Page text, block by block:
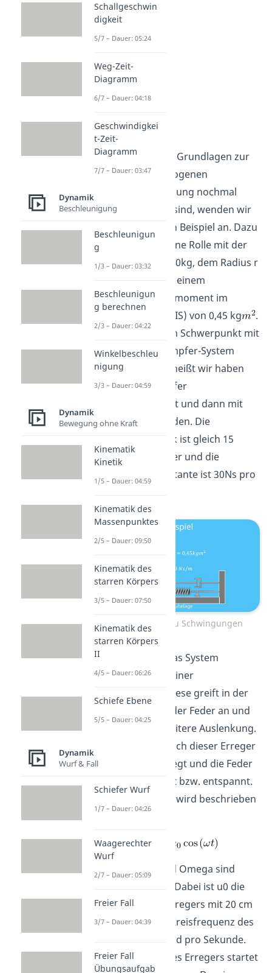
Beispiel
Nachdem wir die Grundlagen zur
Lösung der homogenen
Differentialgleichung nochmal
durchgegangen sind, wenden wir
diese jetzt auf ein Beispiel an. Dazu
betrachten wir eine Rolle mit der
Masse m gleich 10kg, dem Radius r
gleich 30 cm und einem
Massenträgheitsmoment im
Schwerpunkt IS (IS) von 0,45 kg
.
Diese Kugel ist im Schwerpunkt mit
einem Feder-Dämpfer-System
verbunden. Das heißt wir haben
Feder und Dämpfer
parallelgeschaltet und dann mit
der Rolle verbunden. Die
Federkonstante k ist gleich 15
Newton pro Meter und die
Dämpfungskonstante ist 30Ns pro
Versuchsaufbau Schwingungen
Nun unterliegt das System
zusätzlich noch einer
Wegerregung. Diese greift in der
Regel immer an der Feder an und
sorgt für eine weitere Auslenkung.
Das heißt, dass sich dieser Erreger
hin und her bewegt und die Feder
zusätzlich spannt bzw. entspannt.
Diese Bewegung wird beschrieben
durch:
Die Werte u0 und Omega sind
bereits bekannt. Dabei ist u0 die
Amplitude des Erregers mit 20 cm
und Omega die Kreisfrequenz des
Erregers mit 3 Rad pro Sekunde.
Die Bewegung des Erregers startet
Schallgeschwin
digkeit
5/7 – Dauer: 05:24
Weg-Zeit-
Diagramm
6/7 – Dauer: 04:18
Geschwindigkei
t-Zeit-
Diagramm
7/7 – Dauer: 03:47
Dynamik
Beschleunigung
Beschleunigun
g
1/3 – Dauer: 03:32
Beschleunigun
g berechnen
2/3 – Dauer: 04:22
Winkelbeschleu
nigung
3/3 – Dauer: 04:59
Dynamik
Bewegung ohne Kraft
Kinematik
Kinetik
1/5 – Dauer: 04:59
Kinematik des
Massenpunktes
2/5 – Dauer: 09:50
Kinematik des
starren Körpers
3/5 – Dauer: 07:50
Kinematik des
starren Körpers
II
4/5 – Dauer: 06:26
Schiefe Ebene
5/5 – Dauer: 04:25
Dynamik
Wurf & Fall
Schiefer Wurf
1/7 – Dauer: 04:26
Waagerechter
Wurf
2/7 – Dauer: 05:09
Freier Fall
3/7 – Dauer: 04:39
Freier Fall
Übungsaufgab